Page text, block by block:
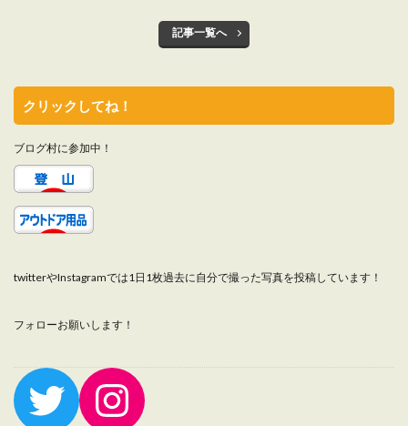
記事一覧へ
クリックしてね！
ブログ村に参加中！
twitterやInstagramでは1日1枚過去に自分で撮った写真を投稿しています！
フォローお願いします！